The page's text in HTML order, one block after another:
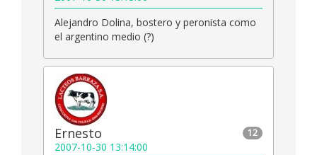
Alejandro Dolina, bostero y peronista como
el argentino medio (?)
12
Ernesto
2007-10-30 13:14:00